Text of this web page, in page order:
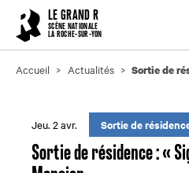
LE GRAND R
SCÈNE NATIONALE
LA ROCHE-SUR-YON
Accueil Actualités Sortie de
Jeu. 2 avr. Sortie de
Sortie de résidence : «
Cookies management panel